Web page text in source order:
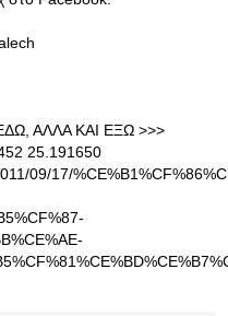
ΑΛΛΑ ΚΑΙ ΕΞΩ >>>
25.191650
09/17/